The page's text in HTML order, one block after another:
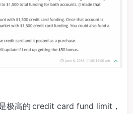
极高的 credit card fund limit，